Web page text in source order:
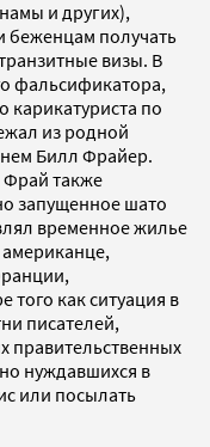
и других),
беженцам получать
визы. В
фальсификатора,
карикатуриста по
из родной
Билл Фрайер.
Фрай также
запущенное шато
временное жилье
американце,
того как ситуация в
писателей,
правительственных
нуждавшихся в
или посылать